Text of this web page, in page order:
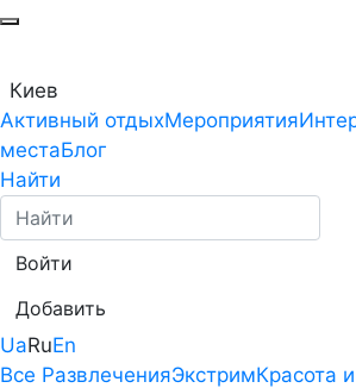
Киев
Активный отдыхМероприятия
местаБлог
Найти
Войти
Добавить
UaRuEn
Все РазвлеченияЭкстримКрасота